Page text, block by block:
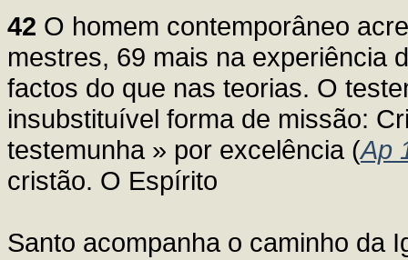
42 O homem contemporâneo
mestres, 69 mais na experiência
factos do que nas teorias. O
insubstituível forma de missão:
testemunha » por excelência (Ap
cristão. O Espírito
Santo acompanha o caminho da